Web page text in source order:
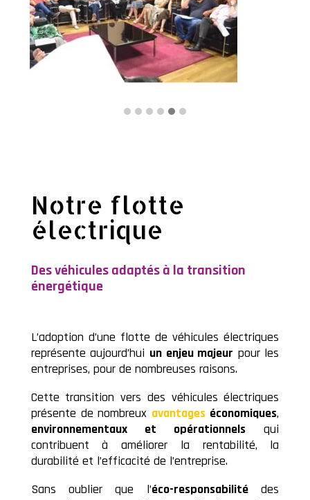
Notre flotte
électrique
Des véhicules adaptés à la transition
énergétique
L’adoption d’une flotte de véhicules électriques
représente aujourd’hui un enjeu majeur pour les
entreprises, pour de nombreuses raisons.
Cette transition vers des véhicules électriques
présente de nombreux avantages économiques,
environnementaux et opérationnels qui
contribuent à améliorer la rentabilité, la
durabilité et l’efficacité de l’entreprise.
Sans oublier que l’éco-responsabilitédes